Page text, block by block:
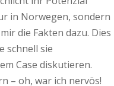
in Norwegen, sondern
die Fakten dazu. Dies
schnell sie
Case diskutieren.
– oh, war ich nervös!